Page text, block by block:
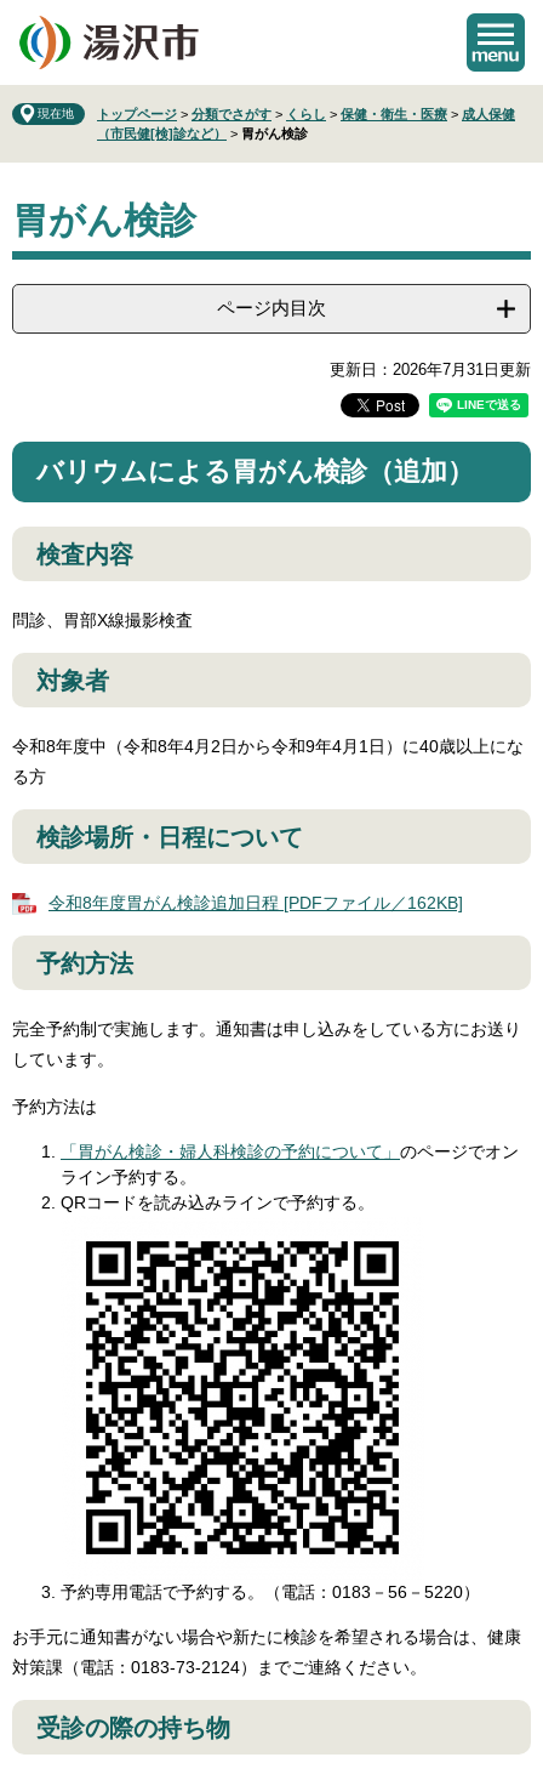
の
先
で
ー
を
ば
へ
現在地 トップページ > 分類でさがす > くらし > 保健・衛生・医療 > 成人保健
（市民健[検]診など）
> 胃がん検診
文
胃がん検診
ページ内目次
更新日：2026年7月31日更新
バリウムによる胃がん検診（追加）
検査内容
問診、胃部X線撮影検査
対象者
令和8年度中（令和8年4月2日から令和9年4月1日）に40歳以上にな
る方
検診場所・日程について
令和8年度胃がん検診追加日程 [PDFファイル／162KB]
予約方法
完全予約制で実施します。通知書は申し込みをしている方にお送り
しています。
予約方法は
「胃がん検診・婦人科検診の予約について」 のページでオン
ライン予約する。
QRコードを読み込みラインで予約する。
予約専用電話で予約する。（電話：0183－56－5220）
お手元に通知書がない場合や新たに検診を希望される場合は、健康
対策課（電話：0183-73-2124）までご連絡ください。
受診の際の持ち物